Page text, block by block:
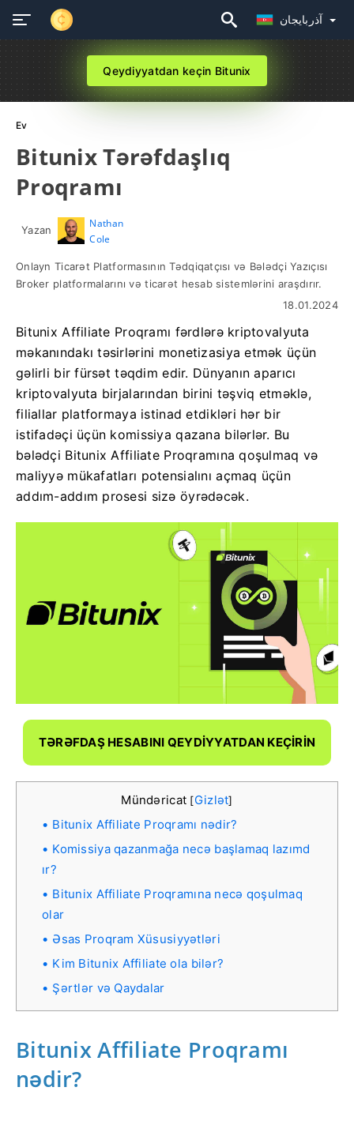
Qeydiyyatdan keçin Bitunix
Ev
Bitunix Tərəfdaşlıq
Proqramı
Yazan
Nathan
Cole
Onlayn Ticarət Platformasının Tədqiqatçısı və Bələdçi Yazıçısı
Broker platformalarını və ticarət hesab sistemlərini araşdırır.
18.01.2024
Bitunix Affiliate Proqramı fərdlərə kriptovalyuta
məkanındakı təsirlərini monetizasiya etmək üçün
gəlirli bir fürsət təqdim edir. Dünyanın aparıcı
kriptovalyuta birjalarından birini təşviq etməklə,
filiallar platformaya istinad etdikləri hər bir
istifadəçi üçün komissiya qazana bilərlər. Bu
bələdçi Bitunix Affiliate Proqramına qoşulmaq və
maliyyə mükafatları potensialını açmaq üçün
addım-addım prosesi sizə öyrədəcək.
TƏRƏFDAŞ HESABINI QEYDIYYATDAN KEÇIRIN
Mündəricat [Gizlət]
Bitunix Affiliate Proqramı nədir?
Komissiya qazanmağa necə başlamaq lazımd
ır?
Bitunix Affiliate Proqramına necə qoşulmaq
olar
Əsas Proqram Xüsusiyyətləri
Kim Bitunix Affiliate ola bilər?
Şərtlər və Qaydalar
Bitunix Affiliate Proqramı
nədir?